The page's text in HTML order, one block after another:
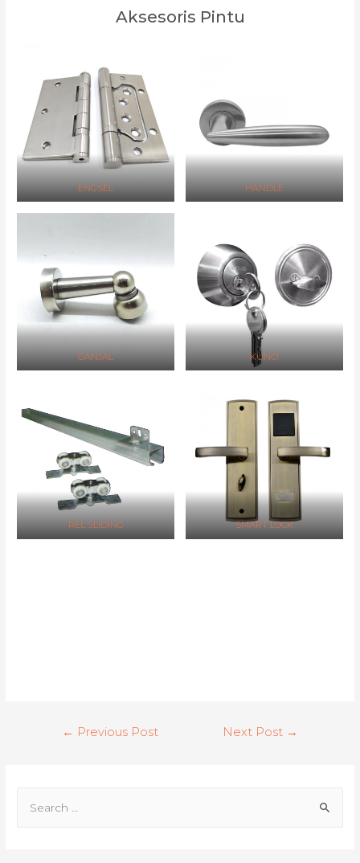
Aksesoris Pintu
ENGSEL HANDLE
GANJAL KUNCI
REL SLIDING SMART LOCK
← Previous Post Next Post →